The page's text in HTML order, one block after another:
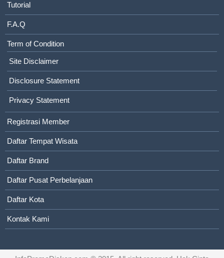
Tutorial
F.A.Q
Term of Condition
Site Disclaimer
Disclosure Statement
Privacy Statement
Registrasi Member
Daftar Tempat Wisata
Daftar Brand
Daftar Pusat Perbelanjaan
Daftar Kota
Kontak Kami